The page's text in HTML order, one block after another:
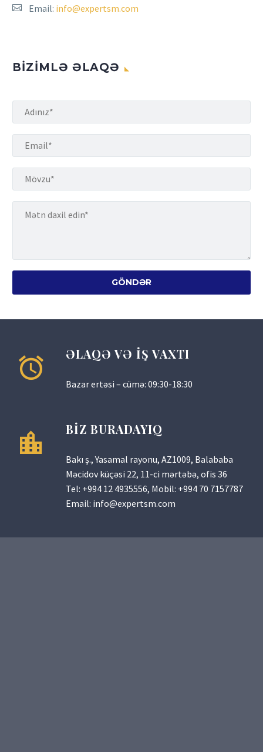
Email: info@expertsm.com
BIZIMLƏ ƏLAQƏ
ƏLAQƏ VƏ İŞ VAXTI
Bazar ertəsi – cümə: 09:30-18:30
BİZ BURADAYIQ
Bakı ş., Yasamal rayonu, AZ1009, Balababa
Məcidov küçəsi 22, 11-ci mərtəbə, ofis 36
Tel: +994 12 4935556, Mobil: +994 70 7157787
Email: info@expertsm.com